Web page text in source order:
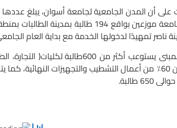
تمهيدًا لدخولها الخدمة مع بداية العام الجامعى القادم
وأضاف الدكتور/ محمد زكريا أن
لبة.